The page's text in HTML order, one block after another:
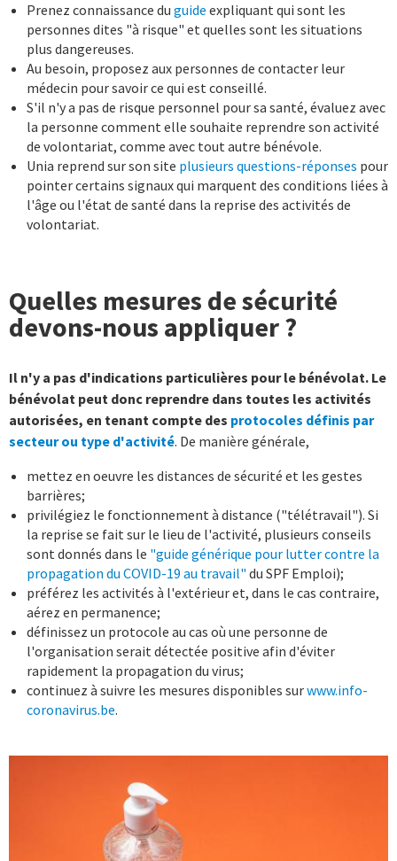
Prenez connaissance du guide expliquant qui sont les
personnes dites "à risque" et quelles sont les situations
plus dangereuses.
Au besoin, proposez aux personnes de contacter leur
médecin pour savoir ce qui est conseillé.
S'il n'y a pas de risque personnel pour sa santé, évaluez avec
la personne comment elle souhaite reprendre son activité
de volontariat, comme avec tout autre bénévole.
Unia reprend sur son site plusieurs questions-réponses pour
pointer certains signaux qui marquent des conditions liées à
l'âge ou l'état de santé dans la reprise des activités de
volontariat.
Quelles mesures de sécurité
devons-nous appliquer ?
Il n'y a pas d'indications particulières pour le bénévolat. Le
bénévolat peut donc reprendre dans toutes les activités
autorisées, en tenant compte des protocoles définis par
secteur ou type d'activité. De manière générale,
mettez en oeuvre les distances de sécurité et les gestes
barrières;
privilégiez le fonctionnement à distance ("télétravail"). Si
la reprise se fait sur le lieu de l'activité, plusieurs conseils
sont donnés dans le "guide générique pour lutter contre la
propagation du COVID-19 au travail" du SPF Emploi);
préférez les activités à l'extérieur et, dans le cas contraire,
aérez en permanence;
définissez un protocole au cas où une personne de
l'organisation serait détectée positive afin d'éviter
rapidement la propagation du virus;
continuez à suivre les mesures disponibles surwww.info-
coronavirus.be.